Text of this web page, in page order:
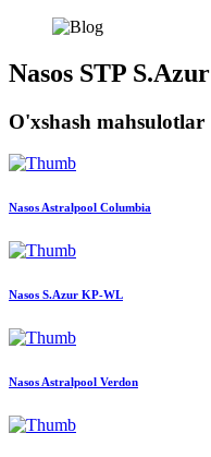
Nasos STP S.Azur
O'xshash mahsulotlar
Nasos Astralpool Columbia
Nasos S.Azur KP-WL
Nasos Astralpool Verdon